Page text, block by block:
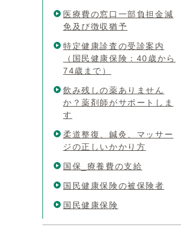
医療費の窓口一部負担金減
免及び徴収猶予
特定健康診査の受診案内
（国民健康保険：40歳から
74歳まで）
飲み残しの薬ありません
か？薬剤師がサポートしま
す
柔道整復、鍼灸、マッサー
ジの正しいかかり方
国保_療養費の支給
国民健康保険の被保険者
国民健康保険